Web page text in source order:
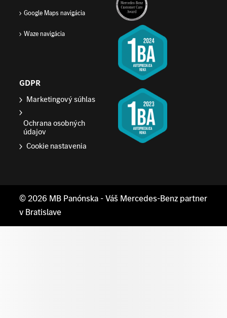
Google Maps navigácia
Waze navigácia
GDPR
Marketingový súhlas
Ochrana osobných
údajov
Cookie nastavenia
© 2026 MB Panónska- Váš Mercedes-Benz partner
v Bratislave